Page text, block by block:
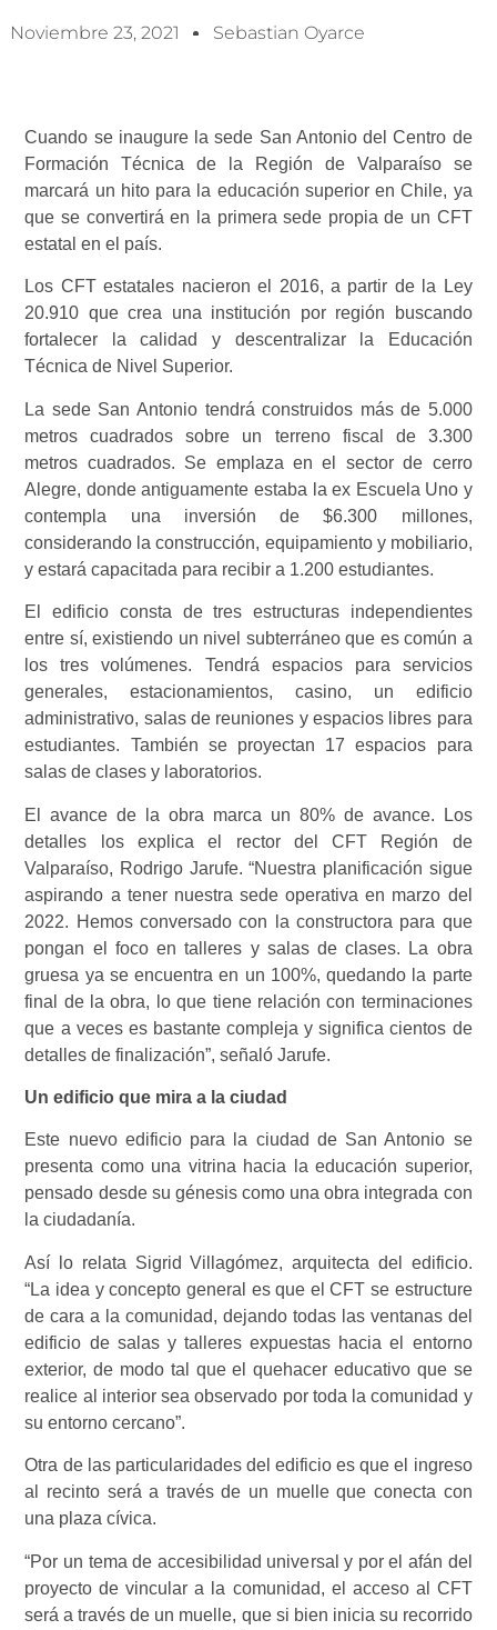
Noviembre 23, 2021 Sebastian Oyarce
Cuando se inaugure la sede San Antonio del Centro de
Formación Técnica de la Región de Valparaíso se
marcará un hito para la educación superior en Chile, ya
que se convertirá en la primera sede propia de un CFT
estatal en el país.
Los CFT estatales nacieron el 2016, a partir de la Ley
20.910 que crea una institución por región buscando
fortalecer la calidad y descentralizar la Educación
Técnica de Nivel Superior.
La sede San Antonio tendrá construidos más de 5.000
metros cuadrados sobre un terreno fiscal de 3.300
metros cuadrados. Se emplaza en el sector de cerro
Alegre, donde antiguamente estaba la ex Escuela Uno y
contempla una inversión de $6.300 millones,
considerando la construcción, equipamiento y mobiliario,
y estará capacitada para recibir a 1.200 estudiantes.
El edificio consta de tres estructuras independientes
entre sí, existiendo un nivel subterráneo que es común a
los tres volúmenes. Tendrá espacios para servicios
generales, estacionamientos, casino, un edificio
administrativo, salas de reuniones y espacios libres para
estudiantes. También se proyectan 17 espacios para
salas de clases y laboratorios.
El avance de la obra marca un 80% de avance. Los
detalles los explica el rector del CFT Región de
Valparaíso, Rodrigo Jarufe. “Nuestra planificación sigue
aspirando a tener nuestra sede operativa en marzo del
2022. Hemos conversado con la constructora para que
pongan el foco en talleres y salas de clases. La obra
gruesa ya se encuentra en un 100%, quedando la parte
final de la obra, lo que tiene relación con terminaciones
que a veces es bastante compleja y significa cientos de
detalles de finalización”, señaló Jarufe.
Un edificio que mira a la ciudad
Este nuevo edificio para la ciudad de San Antonio se
presenta como una vitrina hacia la educación superior,
pensado desde su génesis como una obra integrada con
la ciudadanía.
Así lo relata Sigrid Villagómez, arquitecta del edificio.
“La idea y concepto general es que el CFT se estructure
de cara a la comunidad, dejando todas las ventanas del
edificio de salas y talleres expuestas hacia el entorno
exterior, de modo tal que el quehacer educativo que se
realice al interior sea observado por toda la comunidad y
su entorno cercano”.
Otra de las particularidades del edificio es que el ingreso
al recinto será a través de un muelle que conecta con
una plaza cívica.
“Por un tema de accesibilidad universal y por el afán del
proyecto de vincular a la comunidad, el acceso al CFT
será a través de un muelle, que si bien inicia su recorrido